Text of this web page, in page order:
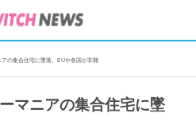
の集合住宅に墜落、EUや各国が非難
マニアの集合住宅に墜